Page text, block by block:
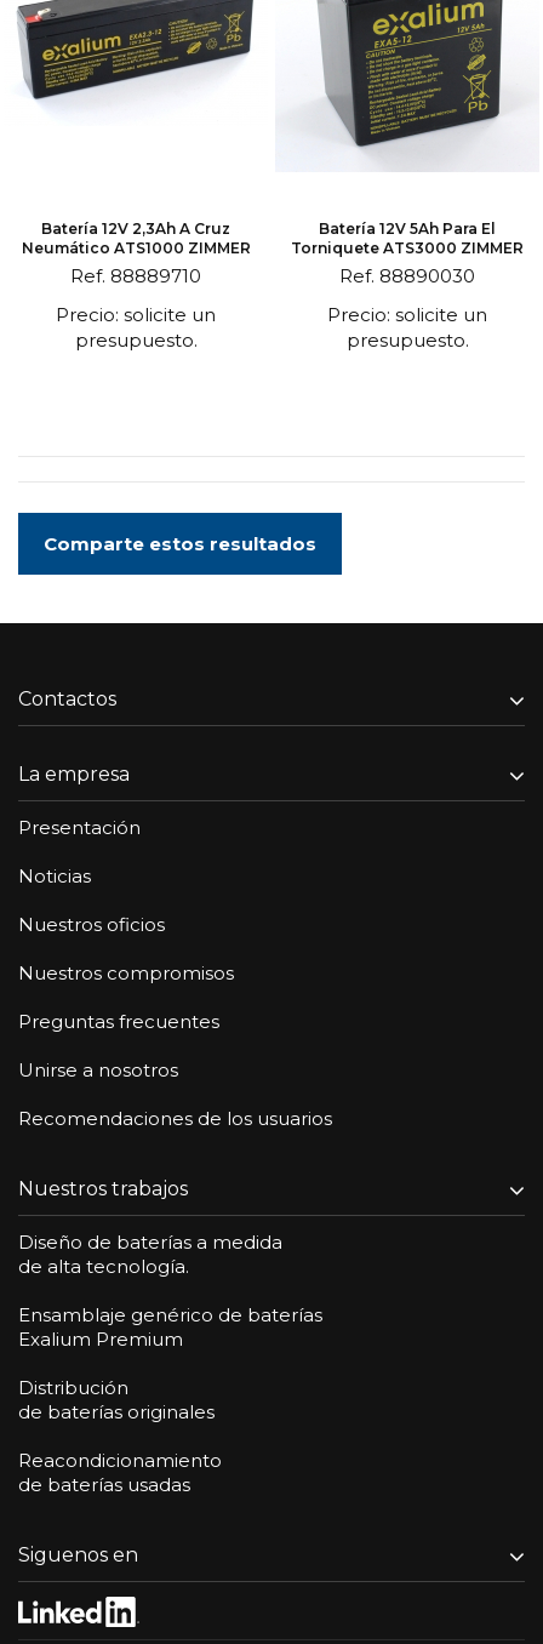
Batería 12V 2,3Ah A Cruz
Neumático ATS1000 ZIMMER
Ref. 88889710
Precio: solicite un
presupuesto.
Batería 12V 5Ah Para El
Torniquete ATS3000 ZIMMER
Ref. 88890030
Precio: solicite un
presupuesto.
Comparte estos resultados
Contactos
La empresa
Presentación
Noticias
Nuestros oficios
Nuestros compromisos
Preguntas frecuentes
Unirse a nosotros
Recomendaciones de los usuarios
Nuestros trabajos
Diseño de baterías a medida
de alta tecnología.
Ensamblaje genérico de baterías
Exalium Premium
Distribución
de baterías originales
Reacondicionamiento
de baterías usadas
Siguenos en